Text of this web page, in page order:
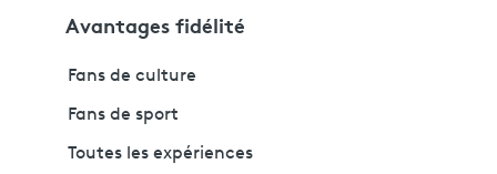
Avantages fidélité
Fans de culture
Fans de sport
Toutes les expériences